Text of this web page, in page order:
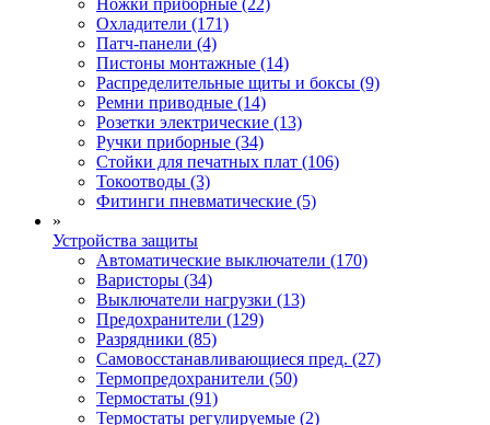
Охладители (171)
Патч-панели (4)
Пистоны монтажные (14)
Распределительные щиты и боксы (9)
Ремни приводные (14)
Розетки электрические (13)
Ручки приборные (34)
Стойки для печатных плат (106)
Токоотводы (3)
Фитинги пневматические (5)
»
Устройства защиты
Автоматические выключатели (170)
Варисторы (34)
Выключатели нагрузки (13)
Предохранители (129)
Разрядники (85)
Самовосстанавливающиеся пред. (27)
Термопредохранители (50)
Термостаты (91)
Термостаты регулируемые (2)